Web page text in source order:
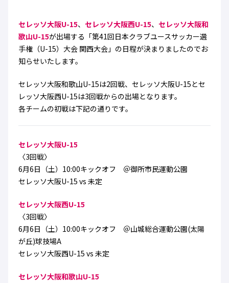
U-12 ガールズU-18
ガールズU-15
U-18 U-15
西U-15 和歌山U-15
ガールズU-15
U-18 U-15
U-12 ガールズU-18
ガールズU-15
セレクション
SELECTION
アカデミー
フィロソフィー
ハナサカクラブ
セレッソ大阪
セレッソ大阪U-15、 セレッソ大阪西U-15、 セレッソ大阪和
歌山U-15が出場する「第41回日本クラブユースサッカー選
手権（U-15）大会 関西大会」の日程が決まりましたのでお
知らせいたします。
セレッソ大阪和歌山U-15は2回戦、セレッソ大阪U-15とセ
レッソ大阪西U-15は3回戦からの出場となります。
各チームの初戦は下記の通りです。
セレッソ大阪U-15
〈3回戦〉
6月6日（土）10:00キックオフ ＠御所市民運動公園
セレッソ大阪U-15 vs 未定
セレッソ大阪西U-15
〈3回戦〉
6月6日（土）10:00キックオフ ＠山城総合運動公園(太陽
が丘)球技場A
セレッソ大阪西U-15 vs 未定
セレッソ大阪和歌山U-15